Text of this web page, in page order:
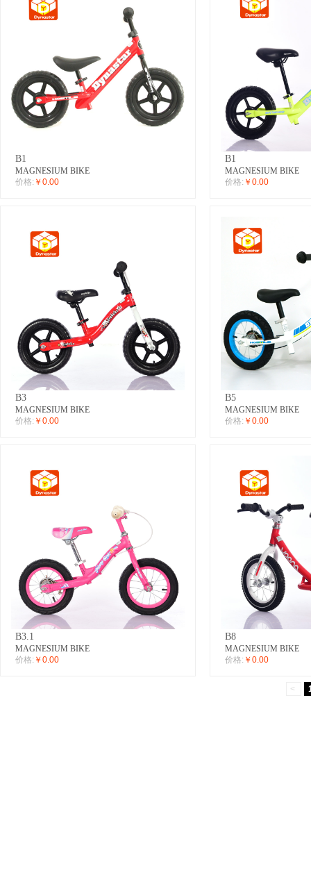
B1
MAGNESIUM BIKE
价格: ￥0.00
B1
MAGNESIUM BIKE
价格: ￥0.00
B3
MAGNESIUM BIKE
价格: ￥0.00
B5
MAGNESIUM BIKE
价格: ￥0.00
B3.1
MAGNESIUM BIKE
价格: ￥0.00
B8
MAGNESIUM BIKE
价格: ￥0.00
<